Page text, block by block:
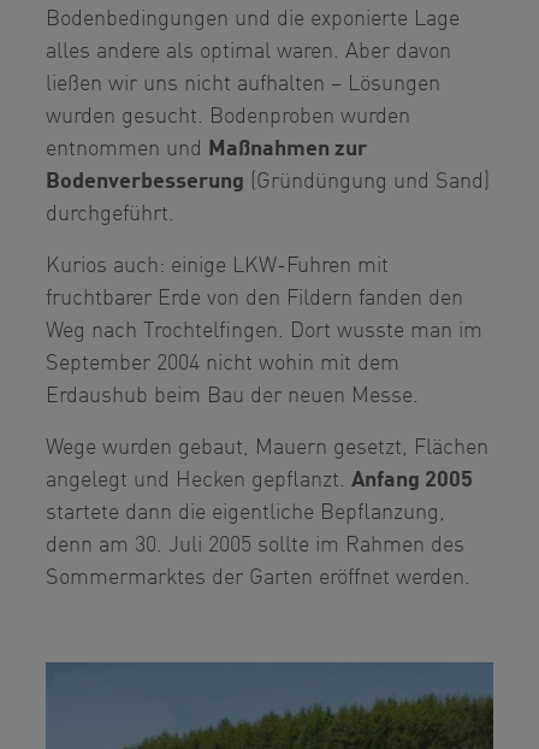
Bodenbedingungen und die exponierte Lage
alles andere als optimal waren. Aber davon
ließen wir uns nicht aufhalten – Lösungen
wurden gesucht. Bodenproben wurden
entnommen und
Maßnahmen zur
Bodenverbesserung (Gründüngung und Sand)
durchgeführt.
Kurios auch: einige LKW-Fuhren mit
fruchtbarer Erde von den Fildern fanden den
Weg nach Trochtelfingen. Dort wusste man im
September 2004 nicht wohin mit dem
Erdaushub beim Bau der neuen Messe.
Wege wurden gebaut, Mauern gesetzt, Flächen
angelegt und Hecken gepflanzt. Anfang 2005
startete dann die eigentliche Bepflanzung,
denn am 30. Juli 2005 sollte im Rahmen des
Sommermarktes der Garten eröffnet werden.